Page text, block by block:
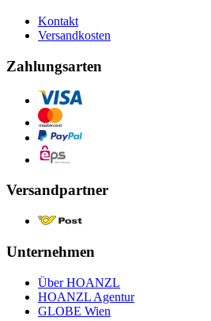
Kontakt
Versandkosten
Zahlungsarten
Versandpartner
Unternehmen
Über HOANZL
HOANZL Agentur
GLOBE Wien